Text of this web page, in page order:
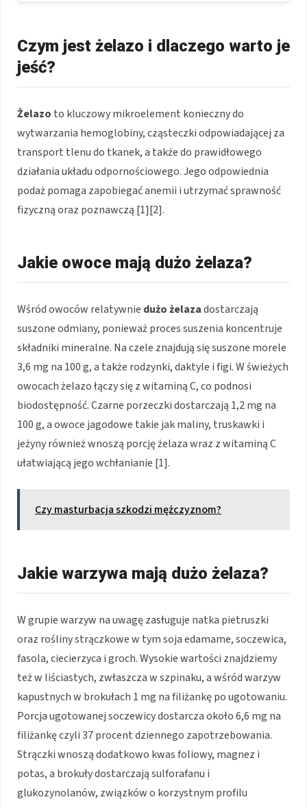
Czym jest żelazo i dlaczego warto je
jeść?
Żelazo to kluczowy mikroelement konieczny do
wytwarzania hemoglobiny, cząsteczki odpowiadającej za
transport tlenu do tkanek, a także do prawidłowego
działania układu odpornościowego. Jego odpowiednia
podaż pomaga zapobiegać anemii i utrzymać sprawność
fizyczną oraz poznawczą [1][2].
Jakie owoce mają dużo żelaza?
Wśród owoców relatywnie dużo żelazadostarczają
suszone odmiany, ponieważ proces suszenia koncentruje
składniki mineralne. Na czele znajdują się suszone morele
3,6 mg na 100 g, a także rodzynki, daktyle i figi. W świeżych
owocach żelazo łączy się z witaminą C, co podnosi
biodostępność. Czarne porzeczki dostarczają 1,2 mg na
100 g, a owoce jagodowe takie jak maliny, truskawki i
jeżyny również wnoszą porcję żelaza wraz z witaminą C
ułatwiającą jego wchłanianie [1].
Czy masturbacja szkodzi mężczyznom?
Jakie warzywa mają dużo żelaza?
W grupie warzyw na uwagę zasługuje natka pietruszki
oraz rośliny strączkowe w tym soja edamame, soczewica,
fasola, ciecierzyca i groch. Wysokie wartości znajdziemy
też w liściastych, zwłaszcza w szpinaku, a wśród warzyw
kapustnych w brokułach 1 mg na filiżankę po ugotowaniu.
Porcja ugotowanej soczewicy dostarcza około 6,6 mg na
filiżankę czyli 37 procent dziennego zapotrzebowania.
Strączki wnoszą dodatkowo kwas foliowy, magnez i
potas, a brokuły dostarczają sulforafanu i
glukozynolanów, związków o korzystnym profilu